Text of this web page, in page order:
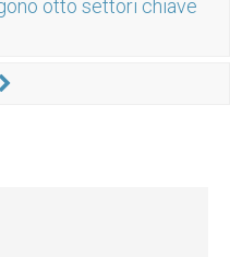
otto settori chiave